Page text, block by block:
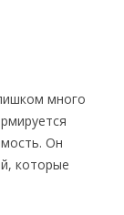
много
Он
которые